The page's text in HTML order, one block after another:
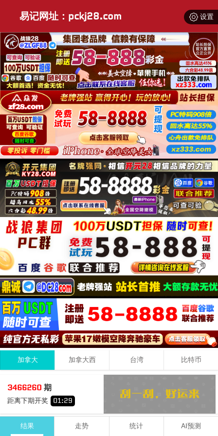
设置
易记网址：pckj28.com
加拿大 加拿大西 台湾 比特币
3466260 期
距离下期开奖 01:29
+ 5 3 09
期号 号码
结果 走势 统计 AI预测